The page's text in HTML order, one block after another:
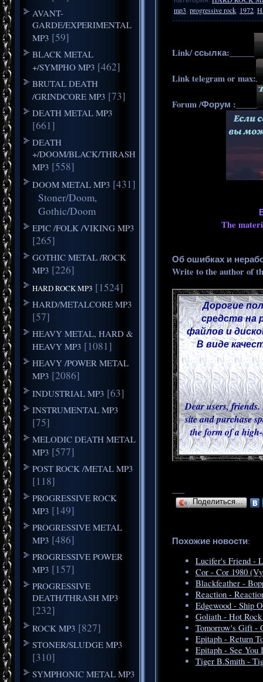
AVANT-
GARDE/EXPERIMENTAL
MP3 [59]
BLACK METAL
+/SYMPHO MP3 [462]
BRUTAL DEATH
/GRINDCORE MP3 [73]
DEATH METAL MP3
[661]
DEATH
+/DOOM/BLACK/THRASH
MP3 [558]
DOOM METAL MP3 [431]
Stoner/Doom,
Gothic/Doom
EPIC /FOLK /VIKING MP3
[265]
GOTHIC METAL /ROCK
MP3 [226]
HARD ROCK MP3 [1524]
HARD/METALCORE MP3
[57]
HEAVY METAL, HARD &
HEAVY MP3 [1081]
HEAVY /POWER METAL
MP3 [2086]
INDUSTRIAL MP3 [63]
INSTRUMENTAL MP3
[75]
MELODIC DEATH METAL
MP3 [577]
POST ROCK /METAL MP3
[118]
PROGRESSIVE ROCK
MP3 [149]
PROGRESSIVE METAL
MP3 [486]
PROGRESSIVE POWER
MP3 [157]
PROGRESSIVE
DEATH/THRASH MP3
[232]
ROCK MP3 [827]
STONER/SLUDGE MP3
[310]
SYMPHONIC METAL MP3
mp3 progressive rock 1972
Link/ ссылка:______
Link telegram or max:
Forum /Форум :_____
The
Об ошибках и
Write to the author of
Дорогие
средств на
файлов и
В виде
Dear users,
site and purchase
the form of a
Поделиться…
Похожие новости:
Lucifer's Friend -
Cor - Cor 1980
Blackfeather -
Reaction -
Edgewood - Ship
Goliath - Hot
Tomorrow's Gift -
Epitaph - Return
Epitaph - See You
Tiger B.Smith -